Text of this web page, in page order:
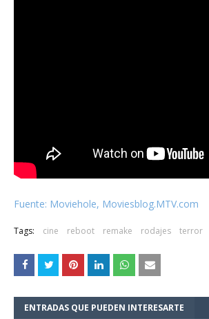
Fuente: Moviehole, Moviesblog.MTV.com
Tags: cine reboot remake rodajes terror
ENTRADAS QUE PUEDEN INTERESARTE